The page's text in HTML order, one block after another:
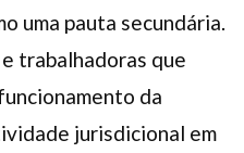
uma pauta secundária.
trabalhadoras que
da
jurisdicional em